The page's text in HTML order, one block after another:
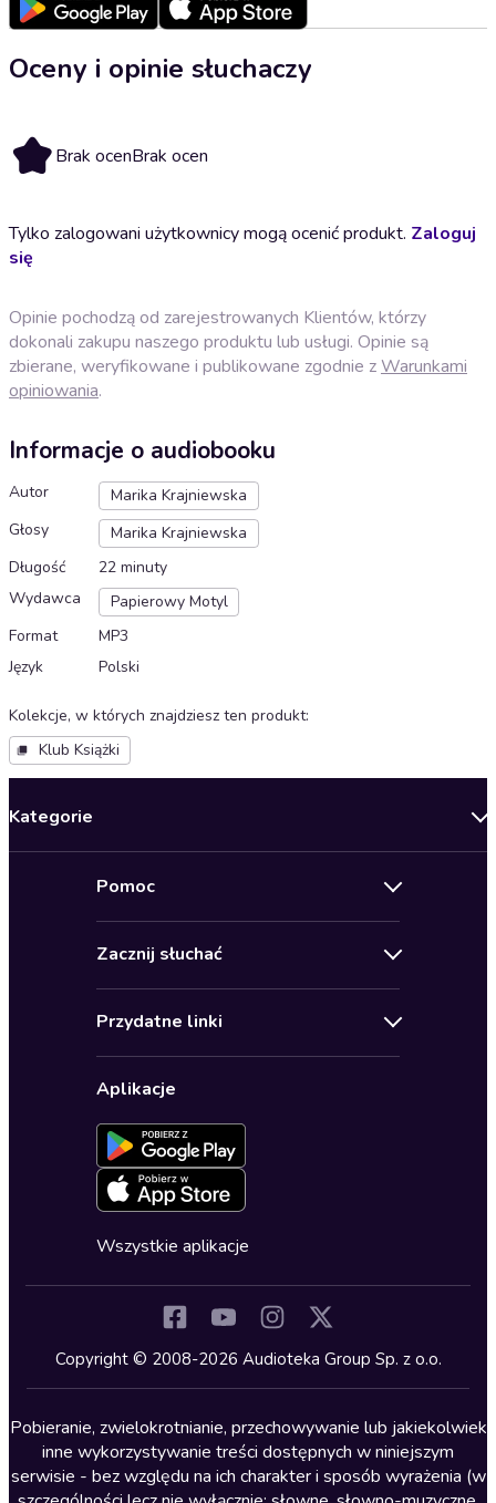
Oceny i opinie słuchaczy
Brak ocenBrak ocen
Tylko zalogowani użytkownicy mogą ocenić produkt. Zaloguj
się
Opinie pochodzą od zarejestrowanych Klientów, którzy
dokonali zakupu naszego produktu lub usługi. Opinie są
zbierane, weryfikowane i publikowane zgodnie zWarunkami
opiniowania.
Informacje o audiobooku
Autor
Marika Krajniewska
Głosy
Marika Krajniewska
Długość
22 minuty
Wydawca
Papierowy Motyl
Format
MP3
Język
Polski
Kolekcje, w których znajdziesz ten produkt:
Klub Książki
Kategorie
Biznes, marketing, ekonomia
Dla młodzieży
Kryminały
Lektury szkolne
Literatura anglojęzyczna
Literatura faktu
Pomoc
Pomoc
Ustawienia prywatności
Formularz zgłaszania nielegalnych treści
Deklaracja dostępności
Zacznij słuchać
Karnety
Oferta dla firm i bibliotek
Przydatne linki
Dołącz do newslettera
Blog
Zapowiedzi
Cykle audiobooków
Aplikacje
Wszystkie aplikacje
Copyright © 2008-2026 Audioteka Group Sp. z o.o.
Pobieranie, zwielokrotnianie, przechowywanie lub jakiekolwiek
inne wykorzystywanie treści dostępnych w niniejszym
serwisie - bez względu na ich charakter i sposób wyrażenia (w